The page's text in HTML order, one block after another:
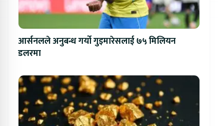
आर्सनलले अनुबन्ध गर्यो गुइमारेसलाई ७५ मिलियन
डलरमा